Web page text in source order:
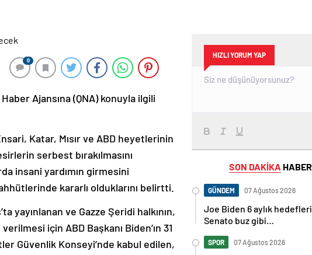
0
Ajansına (QNA) konuyla ilgili
Katar, Mısır ve ABD heyetlerinin
serbest bırakılmasını
insani yardımın girmesini
kararlı olduklarını belirtti.
yayınlanan ve Gazze Şeridi halkının,
için ABD Başkanı Biden’ın 31
Güvenlik Konseyi’nde kabul edilen,
HIZLI YORUM YAP
SON DAKİKA
GÜNDEM 07 Ağustos 2026
Joe Biden 6 aylık
Senato buz gibi…
SPOR 07 Ağustos 2026